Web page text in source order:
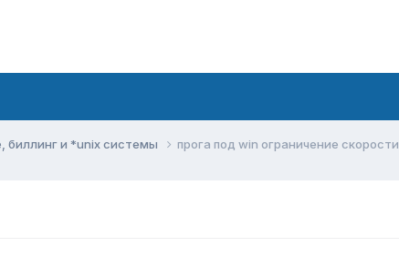
биллинг и *unix системы прога под win ограничение скорости